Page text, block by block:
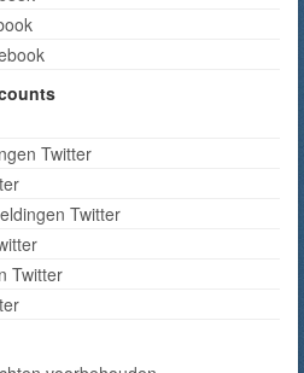
Twitter
Twitter
Twitter